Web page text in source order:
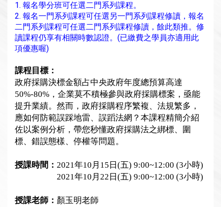
1. 報名學分班可任選二門系列課程。
2. 報名一門系列課程可任選另一門系列課程修讀，報名
二門系列課程可任選二門系列課程修讀，餘此類推。修
讀課程仍享有相關時數認證。(已繳費之學員亦適用此
項優惠喔)
課程目標：
政府採購決標金額占中央政府年度總預算高達
50%-80% ，企業莫不積極參與政府採購標案，亟能
提升業績。然而，政府採購程序繁複、法規繁多，
應如何防範誤踩地雷、誤蹈法網？本課程精簡介紹
佐以案例分析，帶您秒懂政府採購法之綁標、圍
標、錯誤態樣、停權等問題。
授課時間： 2021年10 月 15 日 (五) 9:00~12:00 (3小時)
2021年10 月 22 日 (五) 9:00~12:00 (3小時)
授課老師： 顏玉明老師